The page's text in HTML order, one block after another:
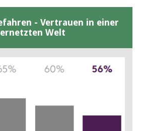
- Vertrauen in einer
Welt